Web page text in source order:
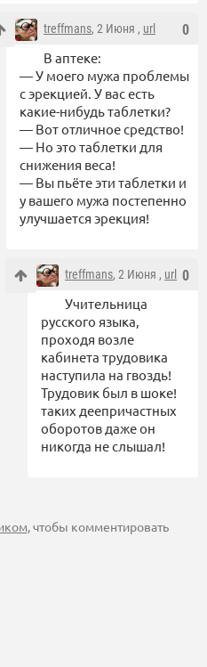
0
treffmans, 2 Июня , url
В аптеке:
— У моего мужа проблемы
с эрекцией. У вас есть
какие-нибудь таблетки?
— Вот отличное средство!
— Но это таблетки для
снижения веса!
— Вы пьёте эти таблетки и
у вашего мужа постепенно
улучшается эрекция!
0
treffmans, 2 Июня , url
Учительница
русского языка,
проходя возле
кабинета трудовика
наступила на гвоздь!
Трудовик был в шоке!
таких деепричастных
оборотов даже он
никогда не слышал!
, чтобы комментировать